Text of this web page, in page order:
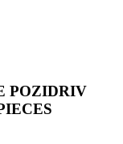
POZIDRIV